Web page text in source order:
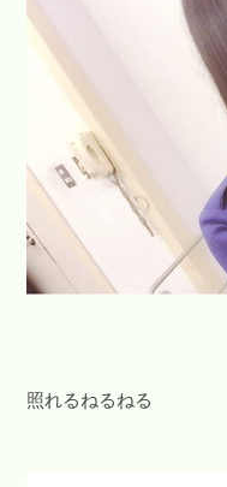
照れるねるねる